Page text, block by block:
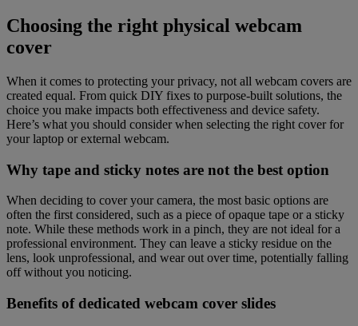
Choosing the right physical webcam
cover
When it comes to protecting your privacy, not all webcam covers are
created equal. From quick DIY fixes to purpose-built solutions, the
choice you make impacts both effectiveness and device safety.
Here’s what you should consider when selecting the right cover for
your laptop or external webcam.
Why tape and sticky notes are not the best option
When deciding to cover your camera, the most basic options are
often the first considered, such as a piece of opaque tape or a sticky
note. While these methods work in a pinch, they are not ideal for a
professional environment. They can leave a sticky residue on the
lens, look unprofessional, and wear out over time, potentially falling
off without you noticing.
Benefits of dedicated webcam cover slides